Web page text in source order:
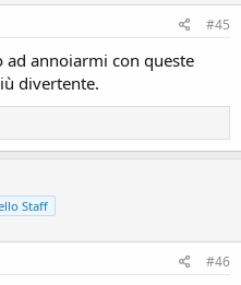
#45
ad annoiarmi con queste
divertente.
Staff
#46